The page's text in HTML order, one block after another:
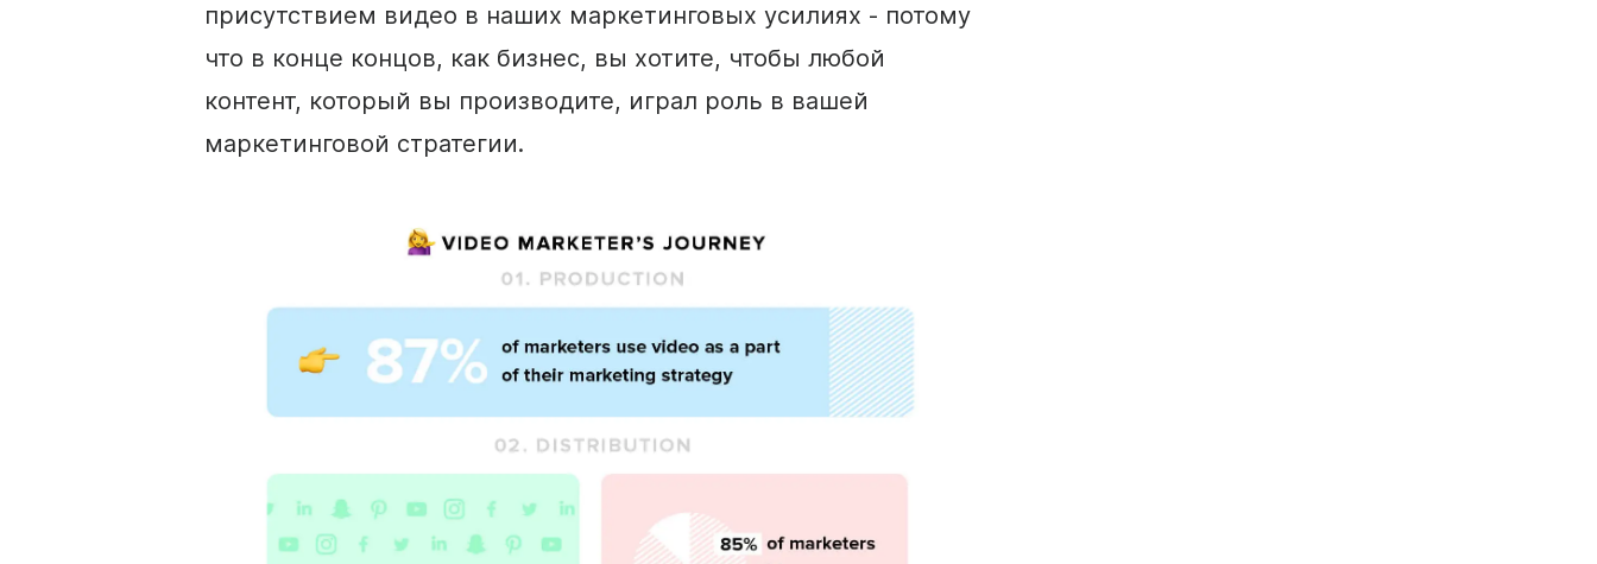
присутствием видео в наших маркетинговых усилиях - потому
что в конце концов, как бизнес, вы хотите, чтобы любой
контент, который вы производите, играл роль в вашей
маркетинговой стратегии.